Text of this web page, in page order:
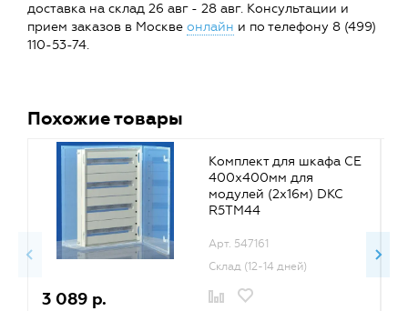
доставка на склад 26 авг - 28 авг. Консультации и
прием заказов в Москве онлайн и по телефону 8 (499)
110-53-74.
Похожие товары
Комплект для шкафа CE
400х400мм для
модулей (2х16м) DKC
R5TM44
Арт. 547161
Склад (12-14 дней)
3 089 р.